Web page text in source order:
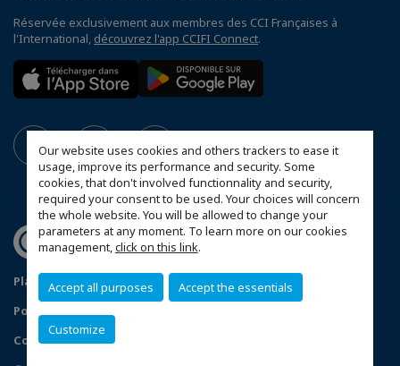
Our website uses cookies and others trackers to ease it
usage, improve its performance and security. Some
cookies, that don't involved functionnality and security,
required your consent to be used. Your choices will concern
the whole website. You will be allowed to change your
parameters at any moment. To learn more on our cookies
management,click on this link.
Accept all purposes Accept the essentials
Customize
Réservée exclusivement aux membres des CCI Françaises à
l'International, découvrez l'app CCIFI Connect.
Plan du site
Mentions légales
Politique de confidentialité
Configurer vos préférences cookies